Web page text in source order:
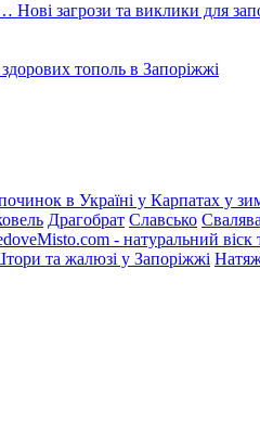
Нові загрози та виклики для
тополь в Запоріжжі
в Україні у Карпатах у
Драгобрат Славсько Свалява
- натуральний віск
та жалюзі у Запоріжжі